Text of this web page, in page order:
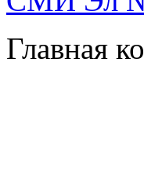
Главная